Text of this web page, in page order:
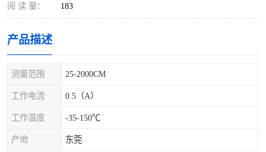
阅 读 量： 183
产品描述
测量范围 25-2000CM
工作电流 0.5（A）
工作温度 -35-150℃
产地 东莞